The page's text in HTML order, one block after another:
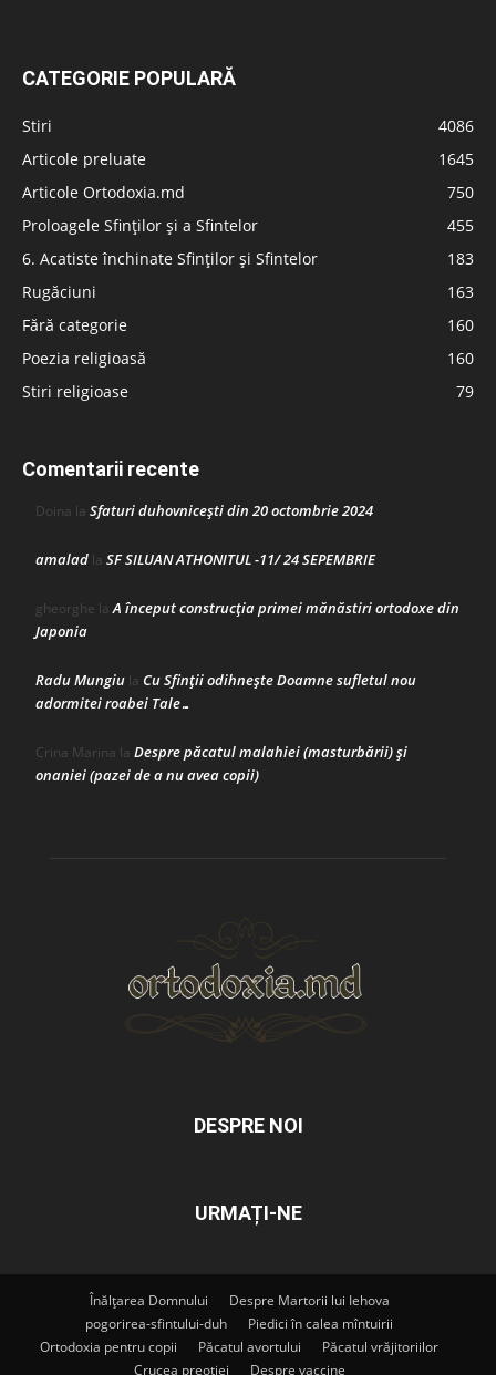
CATEGORIE POPULARĂ
Stiri
4086
Articole preluate
1645
Articole Ortodoxia.md
750
Proloagele Sfinților și a Sfintelor
455
6. Acatiste închinate Sfinților și Sfintelor
183
Rugăciuni
163
Fără categorie
160
Poezia religioasă
160
Stiri religioase
79
Comentarii recente
Doina la Sfaturi duhovnicești din 20 octombrie 2024
amalad la SF SILUAN ATHONITUL -11/ 24 SEPEMBRIE
gheorghe laA început construcţia primei mănăstiri ortodoxe din
Japonia
Radu Mungiu la Cu Sfinții odihnește Doamne sufletul nou
adormitei roabei Tale…
Crina Marina la Despre păcatul malahiei (masturbării) şi
onaniei (pazei de a nu avea copii)
DESPRE NOI
URMAȚI-NE
Înălțarea Domnului
Despre Martorii lui Iehova
pogorirea-sfintului-duh
Piedici în calea mîntuirii
Ortodoxia pentru copii
Păcatul avortului
Păcatul vrăjitoriilor
Crucea preoției
Despre vaccine